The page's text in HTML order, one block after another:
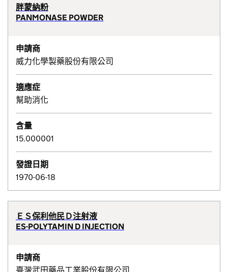
胖蒙納粉
PANMONASE POWDER
申請商
威力化學製藥股份有限公司
適應症
幫助消化
含量
15.000001
發證日期
1970-06-18
ＥＳ保利他民Ｄ注射液
ES-POLYTAMIN D INJECTION
申請商